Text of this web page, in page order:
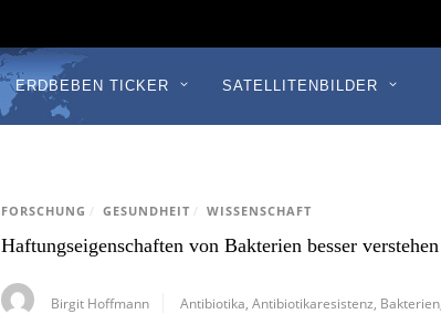
ERDBEBEN TICKER SATELLITENBILDER
FORSCHUNG / GESUNDHEIT / WISSENSCHAFT
Haftungseigenschaften von Bakterien besser verstehen
Birgit Hoffmann Antibiotika ,Antibiotikaresistenz Bakterien